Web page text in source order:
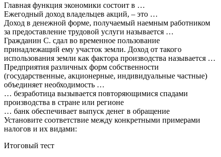
Главная функция экономики состоит в …
Ежегодный доход владельцев акций, – это …
Доход в денежной форме, получаемый наемным работником
за предоставление трудовой услуги называется …
Гражданин С. сдал во временное пользование
принадлежащий ему участок земли. Доход от такого
использования земли как фактора производства называется …
Предприятия различных форм собственности
(государственные, акционерные, индивидуальные частные)
объединяет необходимость …
… безработица вызывается повторяющимися спадами
производства в стране или регионе
… банк обеспечивает выпуск денег в обращение
Установите соответствие между конкретными примерами
налогов и их видами:
Итоговый тест